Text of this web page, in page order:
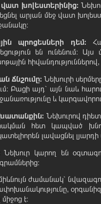
խոլեստերինից։
արյան մեջ վատ
պրոցեսների դեմ։
են ունենում։
հիվանդություններով,
ճնշումը։ Նեխուրի
Բացի այդ՝ այն նաև
և
Նեխուրով
հետ կապված
լավացնել
Նեխուր կարող են
ժամանակ՝
է։